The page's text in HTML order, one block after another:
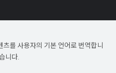
를 사용자의 기본 언어로 번역합니
니다.